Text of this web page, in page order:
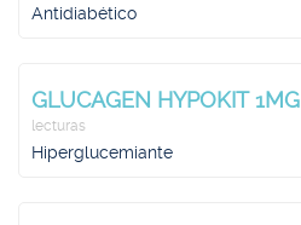
Antidiabético
GLUCAGEN HYPOKIT 1MG
lecturas
Hiperglucemiante